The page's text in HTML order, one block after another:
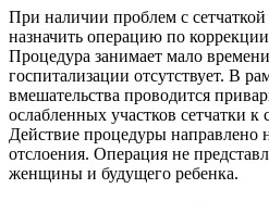
При наличии проблем с
назначить операцию по
Процедура занимает мало
госпитализации отсутствует. В
вмешательства проводится
ослабленных участков сетчатки к
Действие процедуры
отслоения. Операция не
женщины и будущего ребенка.